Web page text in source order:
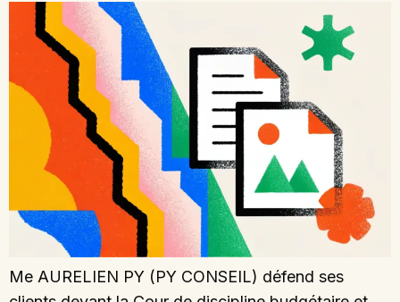
Me AURELIEN PY (PY CONSEIL) défend ses